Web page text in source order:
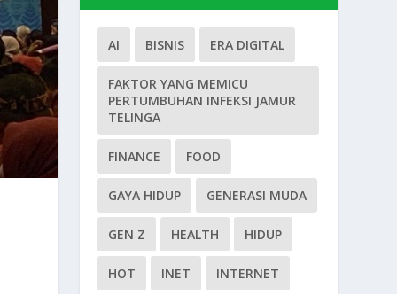
AI BISNIS ERA DIGITAL
FAKTOR YANG MEMICU
PERTUMBUHAN INFEKSI JAMUR
TELINGA
FINANCE FOOD
GAYA HIDUP GENERASI MUDA
GEN Z HEALTH HIDUP
HOT INET INTERNET